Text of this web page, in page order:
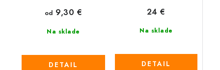
Na sklade
od 9,30 €
DETAIL
Na sklade
24 €
DETAIL